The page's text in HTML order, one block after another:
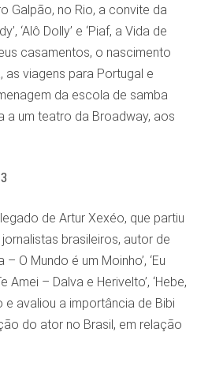
Galpão, no Rio, a convite da
‘Alô Dolly’ e ‘Piaf, a Vida de
casamentos, o nascimento
as viagens para Portugal e
da escola de samba
a um teatro da Broadway, aos
de Artur Xexéo, que partiu
brasileiros, autor de
O Mundo é um Moinho’, ‘Eu
– Dalva e Herivelto’, ‘Hebe,
e avaliou a importância de Bibi
do ator no Brasil, em relação